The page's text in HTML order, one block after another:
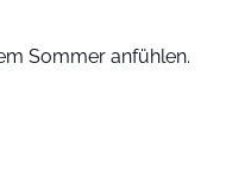
Sommer anfühlen.